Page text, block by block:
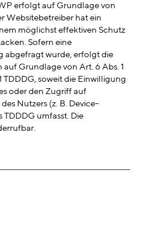
erfolgt auf Grundlage von
Websitebetreiber hat ein
möglichst effektiven Schutz
Sofern eine
abgefragt wurde, erfolgt die
Grundlage von Art. 6 Abs. 1
TDDDG, soweit die Einwilligung
oder den Zugriff auf
Nutzers (z. B. Device-
TDDDG umfasst. Die